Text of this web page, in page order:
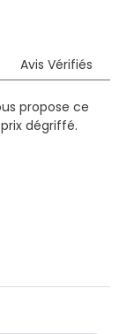
Avis Vérifiés
propose ce
dégriffé.